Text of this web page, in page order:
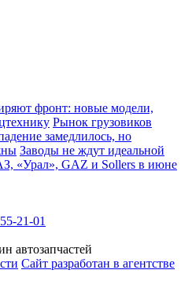
фронт: новые модели,
Рынок грузовиков
замедлилось, но
Заводы не ждут идеальной
«Урал», GAZ и Sollers в июне
21-01
автозапчастей
Сайт разработан в агентстве